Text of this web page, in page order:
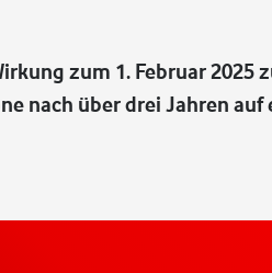
zum 1. Februar 2025
nach über drei Jahren